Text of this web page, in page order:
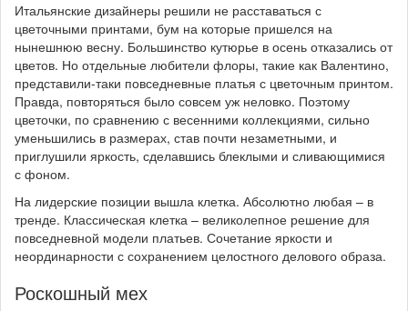
Итальянские дизайнеры решили не расставаться с
цветочными принтами, бум на которые пришелся на
нынешнюю весну. Большинство кутюрье в осень отказались от
цветов. Но отдельные любители флоры, такие как Валентино,
представили-таки повседневные платья с цветочным принтом.
Правда, повторяться было совсем уж неловко. Поэтому
цветочки, по сравнению с весенними коллекциями, сильно
уменьшились в размерах, став почти незаметными, и
приглушили яркость, сделавшись блеклыми и сливающимися
с фоном.
На лидерские позиции вышла клетка. Абсолютно любая – в
тренде. Классическая клетка – великолепное решение для
повседневной модели платьев. Сочетание яркости и
неординарности с сохранением целостного делового образа.
Роскошный мех